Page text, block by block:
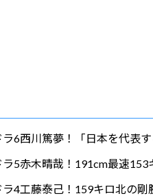
ラ6西川篤夢！「日本を代表
ラ5赤木晴哉！191cm最速
ラ4工藤泰己！159キロ北の剛